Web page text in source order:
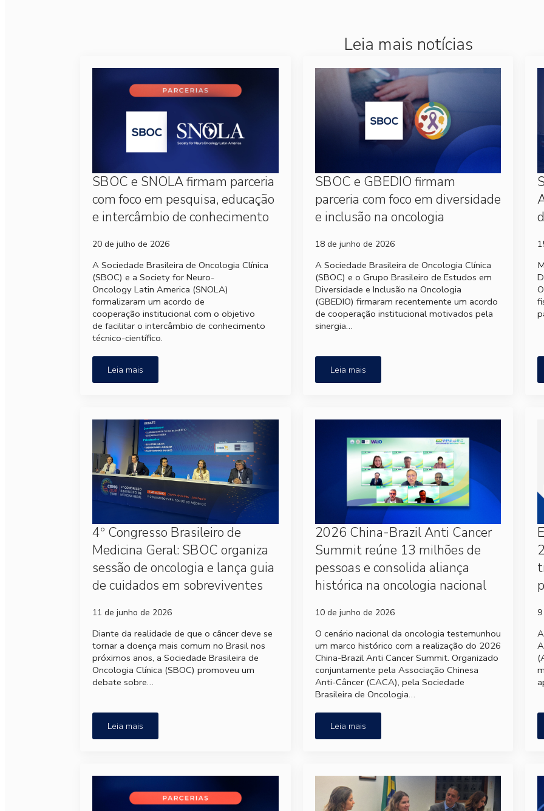
Leia mais notícias
SBOC e SNOLA firmam parceria
com foco em pesquisa, educação
e intercâmbio de conhecimento
20 de julho de 2026
A Sociedade Brasileira de Oncologia Clínica
(SBOC) e a Society for Neuro-
Oncology Latin America (SNOLA)
formalizaram um acordo de
cooperação institucional com o objetivo
de facilitar o intercâmbio de conhecimento
técnico-científico.
Leia mais
SBOC e GBEDIO firmam
parceria com foco em diversidade
e inclusão na oncologia
18 de junho de 2026
A Sociedade Brasileira de Oncologia Clínica
(SBOC) e o Grupo Brasileiro de Estudos em
Diversidade e Inclusão na Oncologia
(GBEDIO) firmaram recentemente um acordo
de cooperação institucional motivados pela
sinergia…
Leia mais
4º Congresso Brasileiro de
Medicina Geral: SBOC organiza
sessão de oncologia e lança guia
de cuidados em sobreviventes
11 de junho de 2026
Diante da realidade de que o câncer deve se
tornar a doença mais comum no Brasil nos
próximos anos, a Sociedade Brasileira de
Oncologia Clínica (SBOC) promoveu um
debate sobre…
Leia mais
2026 China-Brazil Anti Cancer
Summit reúne 13 milhões de
pessoas e consolida aliança
histórica na oncologia nacional
10 de junho de 2026
O cenário nacional da oncologia testemunhou
um marco histórico com a realização do 2026
China-Brazil Anti Cancer Summit. Organizado
conjuntamente pela Associação Chinesa
Anti-Câncer (CACA), pela Sociedade
Brasileira de Oncologia…
Leia mais